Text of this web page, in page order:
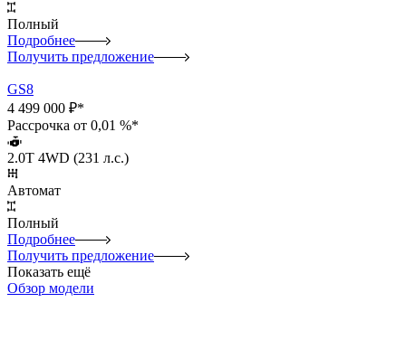
Полный
Подробнее
Получить предложение
GS8
4 499 000 ₽*
Рассрочка от 0,01 %*
2.0T 4WD (231 л.с.)
Автомат
Полный
Подробнее
Получить предложение
Показать ещё
Обзор модели